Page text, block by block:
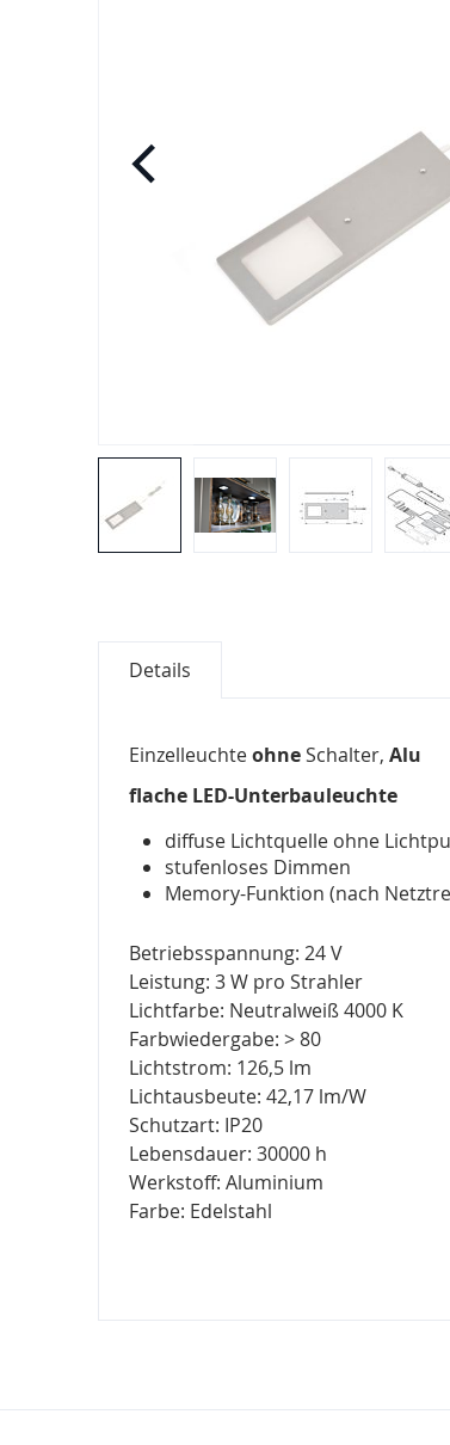
Bildergalerie
springen
Details
EinzelleuchteohneSchalter, Alu
flache LED-Unterbauleuchte
diffuse Lichtquelle ohne
stufenloses Dimmen
Memory-Funktion (nach
Betriebsspannung: 24 V
Leistung: 3 W pro Strahler
Lichtfarbe: Neutralweiß 4000 K
Farbwiedergabe: > 80
Lichtstrom: 126,5 lm
Lichtausbeute: 42,17 lm/W
Schutzart: IP20
Lebensdauer: 30000 h
Werkstoff: Aluminium
Farbe: Edelstahl